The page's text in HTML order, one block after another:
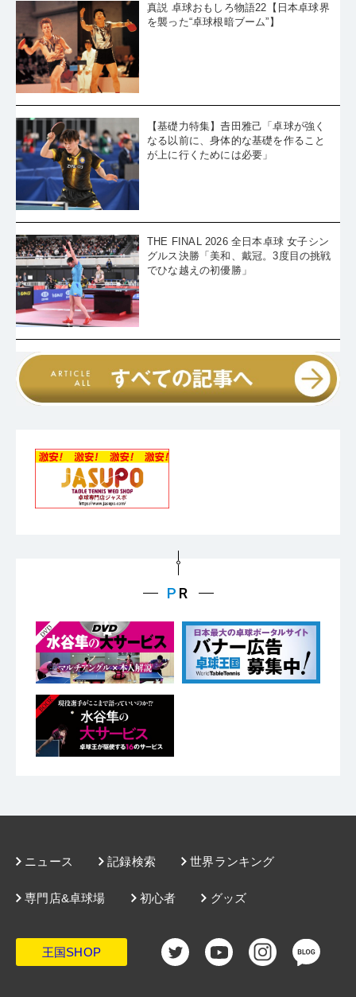
真説 卓球おもしろ物語22【日本卓球界
を襲った“卓球根暗ブーム”】
【基礎力特集】𠮷田雅己「卓球が強く
なる以前に、身体的な基礎を作ること
が上に行くためには必要」
THE FINAL 2026 全日本卓球 女子シン
グルス決勝「美和、戴冠。3度目の挑戦
でひな越えの初優勝」
ニュース 記録検索 世界ランキング
グッズ
専門店&卓球場 初心者
王国SHOP